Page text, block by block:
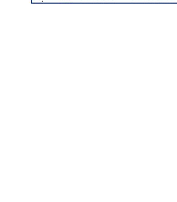
デジタルメディ
グローバルリサ
慶應義塾大学